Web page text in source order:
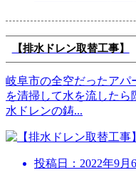
【排水ドレン取替工事】
岐阜市の全空だったアパ
を清掃して水を流した
水ドレンの鋳...
投稿日： 2022年9月